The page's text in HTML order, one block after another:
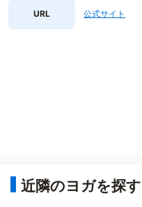
URL 公式サイト
近隣のヨガを探す